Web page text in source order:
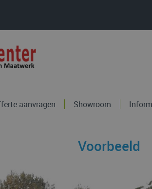
aanvragen Showroom
Voorbeeld